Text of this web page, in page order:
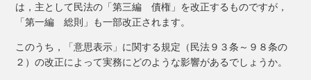
は，主として民法の「第三編 債権」を改正するものですが，
「第一編 総則」も一部改正されます。
このうち，「意思表示」に関する規定（民法９３条～９８条の
２）の改正によって実務にどのような影響があるでしょうか。